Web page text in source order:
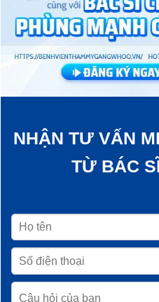
NHẬN TƯ VẤN
TỪ BÁC